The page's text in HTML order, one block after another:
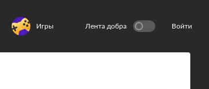
Игры Лента добра Войти